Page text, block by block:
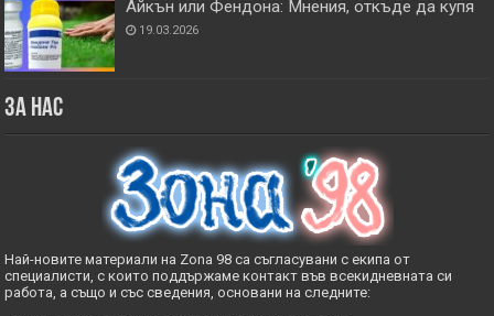
Айкън или Фендона: Мнения, откъде да купя
19.03.2026
За нас
Най-новите материали на Zona 98 са съгласувани с екипа от
специалисти, с които поддържаме контакт във всекидневната си
работа, а също и със сведения, основани на следните: